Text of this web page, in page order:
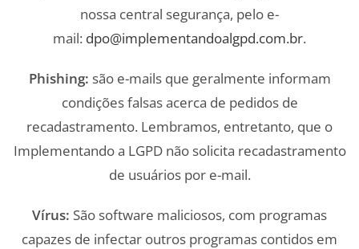
nossa central segurança, pelo e-
mail: dpo@implementandoalgpd.com.br.
Phishing: são e-mails que geralmente informam
condições falsas acerca de pedidos de
recadastramento. Lembramos, entretanto, que o
Implementando a LGPD não solicita recadastramento
de usuários por e-mail.
Vírus: São software maliciosos, com programas
capazes de infectar outros programas contidos em